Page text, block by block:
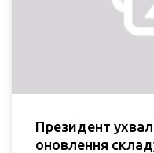
Президент
оновлення